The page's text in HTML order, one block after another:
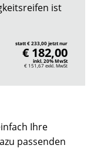
ist
statt € 233,00 jetzt nur
€ 182,00
inkl. 20% MwSt
€ 151,67exkl. MwSt
Ihre
passenden